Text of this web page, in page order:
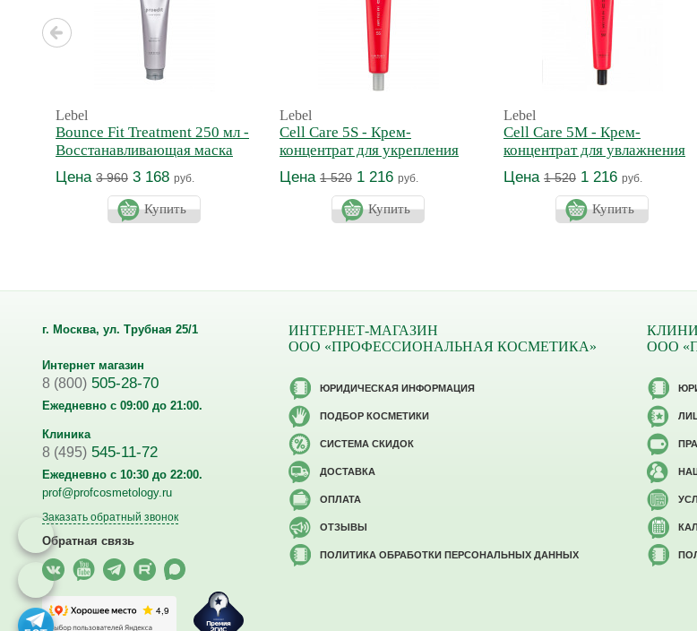
Lebel
Bounce Fit Treatment 250 мл -
Восстанавливающая маска
для поврежденных волос
Цена 3 960 3 168 руб.
Купить
Lebel
Cell Care 5S - Крем-
концентрат для укрепления
волос
Цена 1 520 1 216 руб.
Купить
Lebel
Cell Care 5M - Крем-
концентрат для увлажнения
волос
Цена 1 520 1 216 руб.
Купить
г. Москва, ул. Трубная 25/1
Интернет магазин
8 (800) 505-28-70
Ежедневно с 09:00 до 21:00.
Клиника
8 (495) 545-11-72
Ежедневно с 10:30 до 22:00.
prof@profcosmetology.ru
Заказать обратный звонок
Обратная связь
ИНТЕРНЕТ-МАГАЗИН
ООО «ПРОФЕССИОНАЛЬНАЯ КОСМЕТИКА»
ЮРИДИЧЕСКАЯ ИНФОРМАЦИЯ
ПОДБОР КОСМЕТИКИ
CИСТЕМА СКИДОК
ДОСТАВКА
ОПЛАТА
ОТЗЫВЫ
ПОЛИТИКА ОБРАБОТКИ ПЕРСОНАЛЬНЫХ ДАННЫХ
ООО